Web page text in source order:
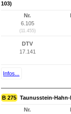
103)
Nr.
6.105
(11.455)
DTV
17.141
Infos...
B 275 Taunusstein-
Nr.